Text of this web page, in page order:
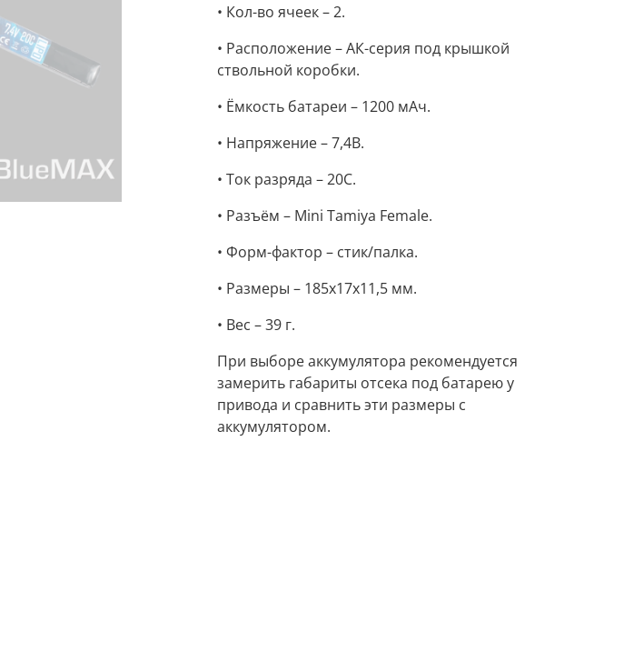
• Кол-во ячеек – 2.
• Расположение – АК-серия под крышкой
ствольной коробки.
• Ёмкость батареи – 1200 мАч.
• Напряжение – 7,4В.
• Ток разряда – 20C.
• Разъём – Mini Tamiya Female.
• Форм-фактор – стик/палка.
• Размеры – 185х17х11,5 мм.
• Вес – 39 г.
При выборе аккумулятора рекомендуется
замерить габариты отсека под батарею у
привода и сравнить эти размеры с
аккумулятором.